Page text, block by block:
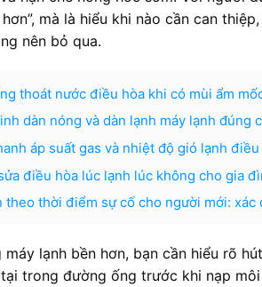
mà là hiểu khi nào cần can
nên bỏ qua.
thoát nước điều hòa khi có mùi ẩm
dàn nóng và dàn lạnh máy lạnh đúng
áp suất gas và nhiệt độ gió lạnh
điều hòa lúc lạnh lúc không cho gia
theo thời điểm sự cố cho người mới:
máy lạnh bền hơn, bạn cần hiểu rõ
trong đường ống trước khi nạp